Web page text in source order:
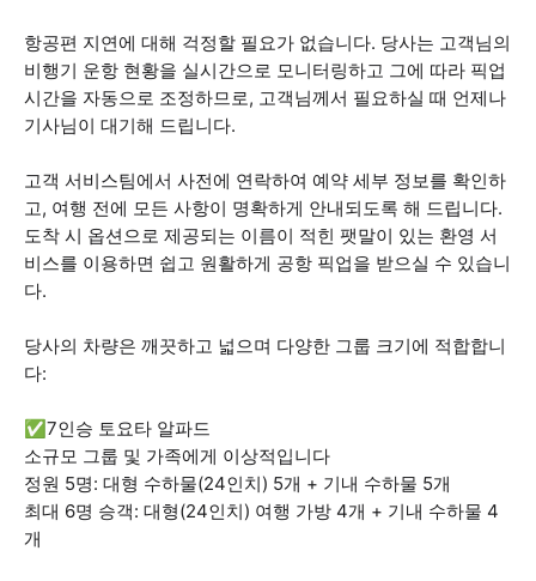
항공편 지연에 대해 걱정할 필요가 없습니다. 당사는 고객님의
비행기 운항 현황을 실시간으로 모니터링하고 그에 따라 픽업
시간을 자동으로 조정하므로, 고객님께서 필요하실 때 언제나
기사님이 대기해 드립니다.
고객 서비스팀에서 사전에 연락하여 예약 세부 정보를 확인하
고, 여행 전에 모든 사항이 명확하게 안내되도록 해 드립니다.
도착 시 옵션으로 제공되는 이름이 적힌 팻말이 있는 환영 서
비스를 이용하면 쉽고 원활하게 공항 픽업을 받으실 수 있습니
다.
당사의 차량은 깨끗하고 넓으며 다양한 그룹 크기에 적합합니
다:
✅️7인승 토요타 알파드
소규모 그룹 및 가족에게 이상적입니다
정원 5명: 대형 수하물(24인치) 5개 + 기내 수하물 5개
최대 6명 승객: 대형(24인치) 여행 가방 4개 + 기내 수하물 4
개